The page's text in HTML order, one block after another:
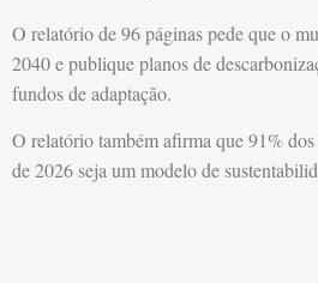
O relatório de 96 páginas pede que o
2040 e publique planos de
fundos de adaptação.
O relatório também afirma que 91%
de 2026 seja um modelo de